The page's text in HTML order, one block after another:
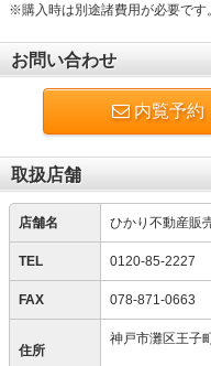
※購入時は別途諸費用が必要です。
お問い合わせ
内覧予約
取扱店舗
店舗名 ひかり不動産販
TEL 0120-85-2227
FAX 078-871-0663
住所
神戸市灘区王子